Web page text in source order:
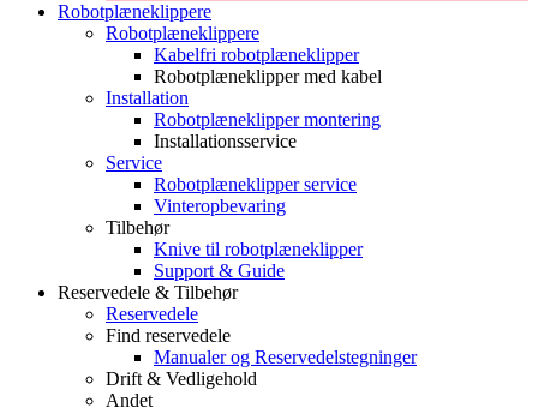
Robotplæneklippere
Robotplæneklippere
Kabelfri robotplæneklipper
Robotplæneklipper med kabel
Installation
Robotplæneklipper montering
Installationsservice
Service
Robotplæneklipper service
Vinteropbevaring
Tilbehør
Knive til robotplæneklipper
Support & Guide
Reservedele & Tilbehør
Reservedele
Find reservedele
Manualer og Reservedelstegninger
Drift & Vedligehold
Andet